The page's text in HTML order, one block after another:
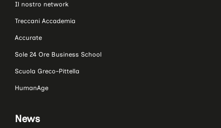
Il nostro network
Treccani Accademia
Accurate
Sole 24 Ore Business School
Scuola Greco-Pittella
HumanAge
News